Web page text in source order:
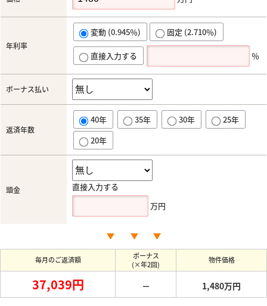
年利率
変動 (0.945％) 固定 (2.710％)
直接入力する ％
ボーナス払い
返済年数
40年 35年 30年
25年
20年
頭金
直接入力する
万円
毎月のご返済額
ボーナス
(×年2回)
物件価格
37,039円 － 1,480万円